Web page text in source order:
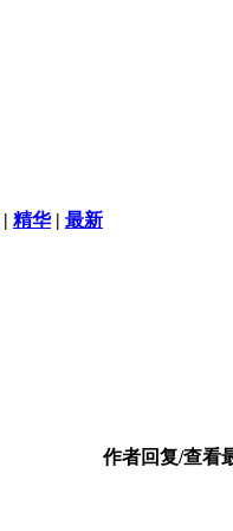
| 精华 | 最新
作者回复/查看